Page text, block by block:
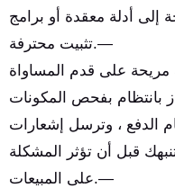
إلى أدلة معقدة أو برامج
تثبيت محترفة.—
بانتظام بفحص المكونات
الدفع ، وترسل إشعارات
قبل أن تؤثر المشكلة
على المبيعات.—